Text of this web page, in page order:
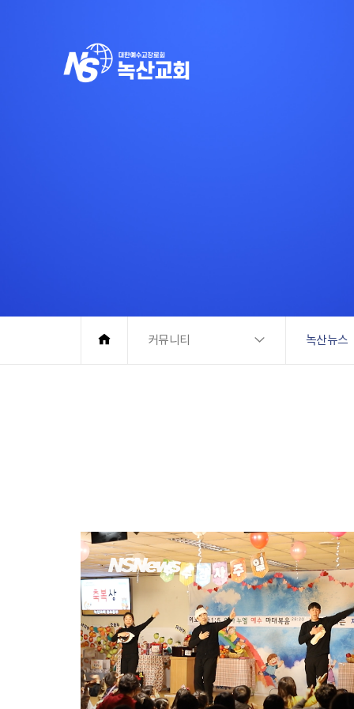
커뮤니티 녹산뉴스